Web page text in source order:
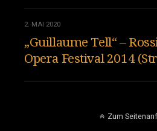
2. MAI 2020
„Guillaume Tell“ –
Opera Festival 2014
Zum